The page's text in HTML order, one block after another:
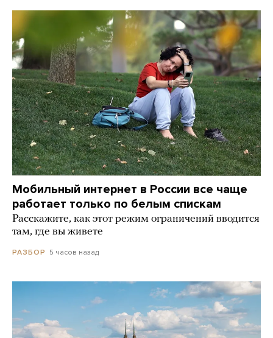
Мобильный интернет в России все чаще
работает только по белым спискам
Расскажите, как этот режим ограничений вводится
там, где вы живете
РАЗБОР 5 часов назад